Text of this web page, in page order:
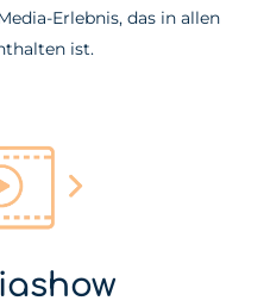
Erlebnis, das in allen
ist.